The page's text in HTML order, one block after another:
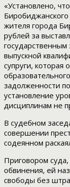
«Установлено,
жителя города
рублей за
выпускной
супруги, которая
задолженности
установление
дисциплинам не
В судебном
совершении
содеянном
Приговором суда,
обвинения, ей
свободы без